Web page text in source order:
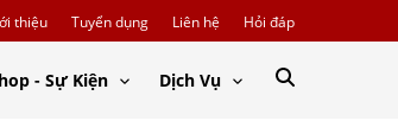
thiệu Tuyển dụng Liên hệ Hỏi đáp
- Sự Kiện Dịch Vụ